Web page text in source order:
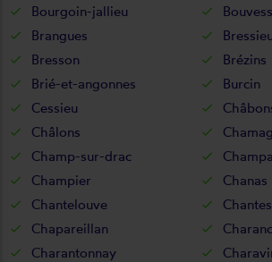
Bourgoin-jallieu
Brangues
Bresson
Brézins
Brié-et-angonnes
Burcin
Cessieu
Châlons
Champ-sur-drac
Champier
Chanas
Chantelouve
Chapareillan
Charantonnay